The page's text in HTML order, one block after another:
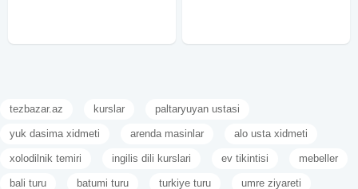
tezbazar.az kurslar paltaryuyan ustasi
yuk dasima xidmeti arenda masinlar alo usta xidmeti
xolodilnik temiri ingilis dili kurslari ev tikintisi mebeller
bali turu batumi turu turkiye turu umre ziyareti